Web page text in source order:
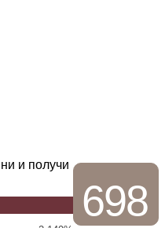
698
и получи